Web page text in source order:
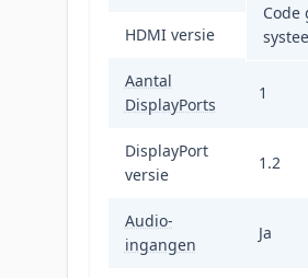
HDMI versie 1.4
Aantal
DisplayPorts
1
DisplayPort
versie
1.2
Audio-
ingangen
Ja
Code